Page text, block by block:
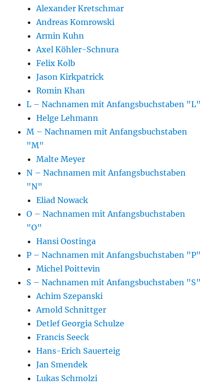
Alexander Kretschmar
Andreas Komrowski
Armin Kuhn
Axel Köhler-Schnura
Felix Kolb
Jason Kirkpatrick
Romin Khan
L – Nachnamen mit Anfangsbuchstaben "L"
Helge Lehmann
M – Nachnamen mit Anfangsbuchstaben
"M"
Malte Meyer
N – Nachnamen mit Anfangsbuchstaben
"N"
Eliad Nowack
O – Nachnamen mit Anfangsbuchstaben
"O"
Hansi Oostinga
P – Nachnamen mit Anfangsbuchstaben "P"
Michel Poittevin
S – Nachnamen mit Anfangsbuchstaben "S"
Achim Szepanski
Arnold Schnittger
Detlef Georgia Schulze
Francis Seeck
Hans-Erich Sauerteig
Jan Smendek
Lukas Schmolzi